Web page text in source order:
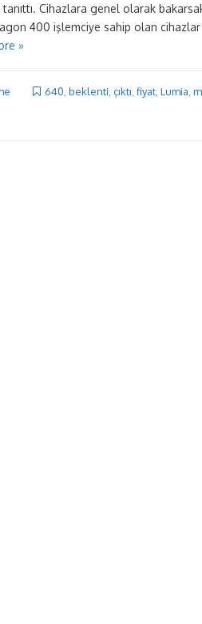
Cihazlara genel olarak
400 işlemciye sahip olan
»
640 beklenti çıktı fiyat, Lumia